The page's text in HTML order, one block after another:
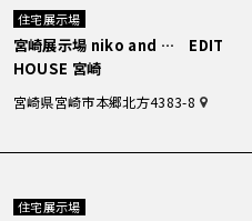
住宅展示場
宮崎展示場 niko and … EDIT
HOUSE 宮崎
宮崎県宮崎市本郷北方4383-8
住宅展示場